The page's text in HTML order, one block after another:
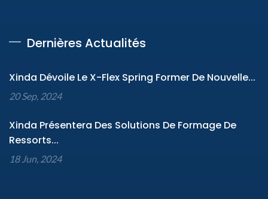
Dernières Actualités
Xinda Dévoile Le X-Flex Spring Former De Nouvelle...
20 Sep, 2024
Xinda Présentera Des Solutions De Formage De
Ressorts...
18 Jun, 2024